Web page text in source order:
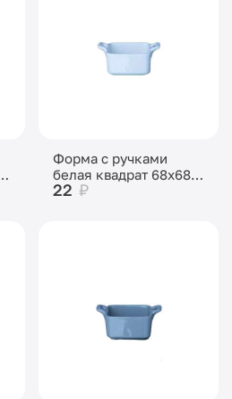
Форма с ручками
белая квадрат 68х68
мм, 90 мл, высота 35
22 ₽